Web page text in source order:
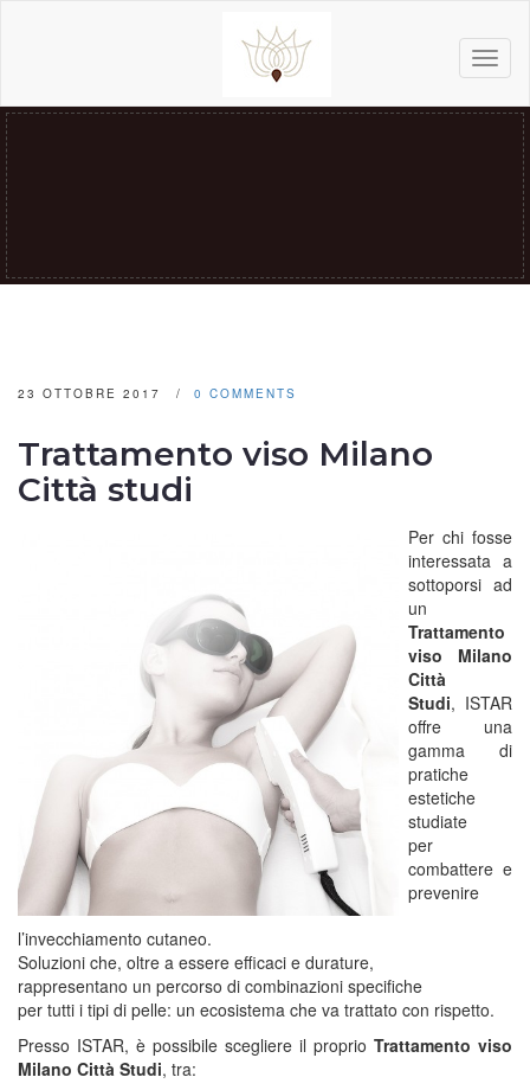
23 OTTOBRE 2017 0 COMMENTS
Trattamento viso Milano
Città studi
Per chi fosse
interessata a
sottoporsi ad
un
Trattamento
viso Milano
Città
Studi, ISTAR
offre una
gamma di
pratiche
estetiche
studiate
per
combattere e
prevenire
l’invecchiamento cutaneo.
Soluzioni che, oltre a essere efficaci e durature,
rappresentano un percorso di combinazioni specifiche
per tutti i tipi di pelle: un ecosistema che va trattato con rispetto.
Presso ISTAR, è possibile scegliere il proprio Trattamento viso
Milano Città Studi, tra: